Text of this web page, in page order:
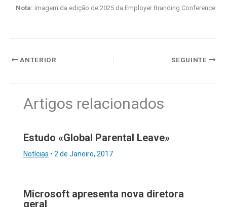
Nota: imagem da edição de 2025 da Employer Branding Conference.
ANTERIOR SEGUINTE
Artigos relacionados
Estudo «Global Parental Leave»
Notícias • 2 de Janeiro, 2017
Microsoft apresenta nova diretora
geral